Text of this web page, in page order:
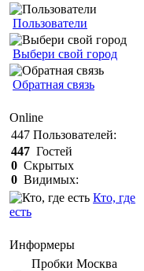
Пользователи
Выбери свой город
Обратная связь
Online
447 Пользователей:
447 Гостей
0 Скрытых
0 Видимых:
Кто, где
есть
Информеры
Пробки Mосква